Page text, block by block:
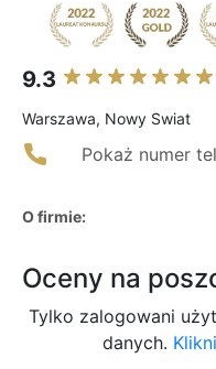
9.3
Warszawa, Nowy Swiat
Pokaż numer
O firmie:
Oceny na
Tylko zalogowani
danych.